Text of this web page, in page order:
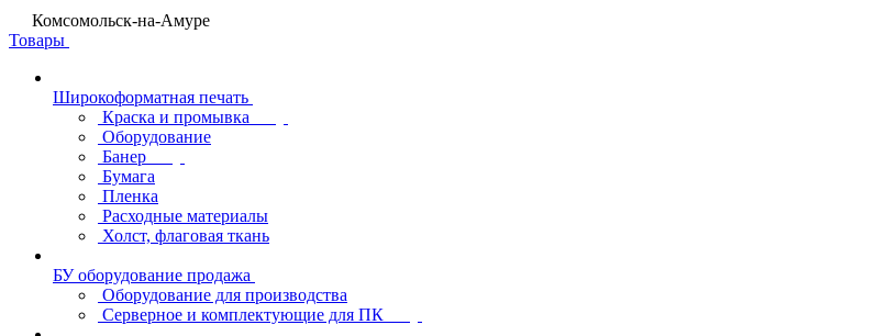
Комсомольск-на-Амуре
Товары
Широкоформатная печать
Краска и промывка
Оборудование
Банер
Бумага
Пленка
Расходные материалы
Холст, флаговая ткань
БУ оборудование продажа
Оборудование для производства
Серверное и комплектующие для ПК